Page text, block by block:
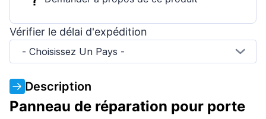
Vérifier le délai d'expédition
- Choisissez Un Pays -
Description
Panneau de réparation pour porte